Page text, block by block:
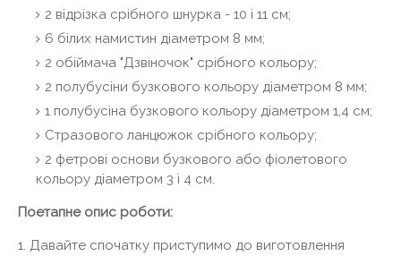
2 відрізка срібного шнурка - 10 і 11 см;
6 білих намистин діаметром 8 мм;
2 обіймача "Дзвіночок" срібного кольору;
2 полубусіни бузкового кольору діаметром 8 мм;
1 полубусіна бузкового кольору діаметром 1,4 см;
Стразового ланцюжок срібного кольору;
2 фетрові основи бузкового або фіолетового
кольору діаметром 3 і 4 см.
Поетапне опис роботи:
1. Давайте спочатку приступимо до виготовлення